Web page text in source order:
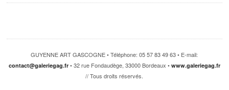
GUYENNE ART GASCOGNE • Téléphone: 05 57 83 49 63 • E-mail:
contact@galeriegag.fr• 32 rue Fondaudège, 33000 Bordeaux • www.galeriegag.fr
// Tous droits réservés.